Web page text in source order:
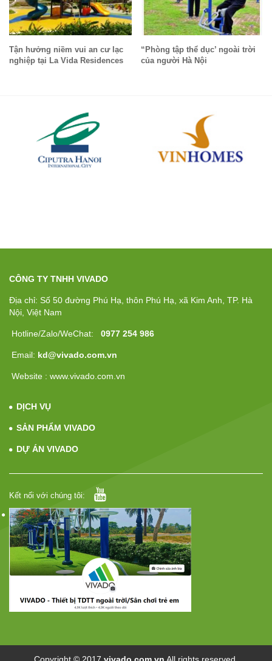
Tận hưởng niềm vui an cư lạc
nghiệp tại La Vida Residences
“Phòng tập thể dục’ ngoài trời
của người Hà Nội
CÔNG TY TNHH VIVADO
Địa chỉ: Số 50 đường Phú Hạ, thôn Phú Hạ, xã Kim Anh, TP. Hà
Nội, Việt Nam
Hotline/Zalo/WeChat: 0977 254 986
Email: kd@vivado.com.vn
Website : www.vivado.com.vn
DỊCH VỤ
SẢN PHẨM VIVADO
DỰ ÁN VIVADO
Kết nối với chúng tôi: